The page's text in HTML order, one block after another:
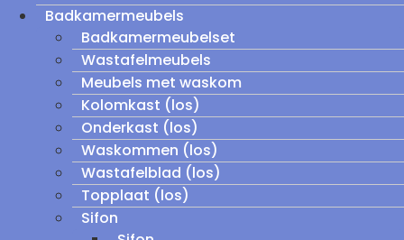
Badkamermeubels
Badkamermeubelset
Wastafelmeubels
Meubels met waskom
Kolomkast (los)
Onderkast (los)
Waskommen (los)
Wastafelblad (los)
Topplaat (los)
Sifon